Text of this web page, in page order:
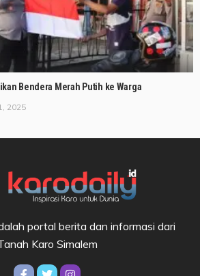
Bendera Merah Putih ke Warga
2025
portal berita dan informasi dari
Karo Simalem